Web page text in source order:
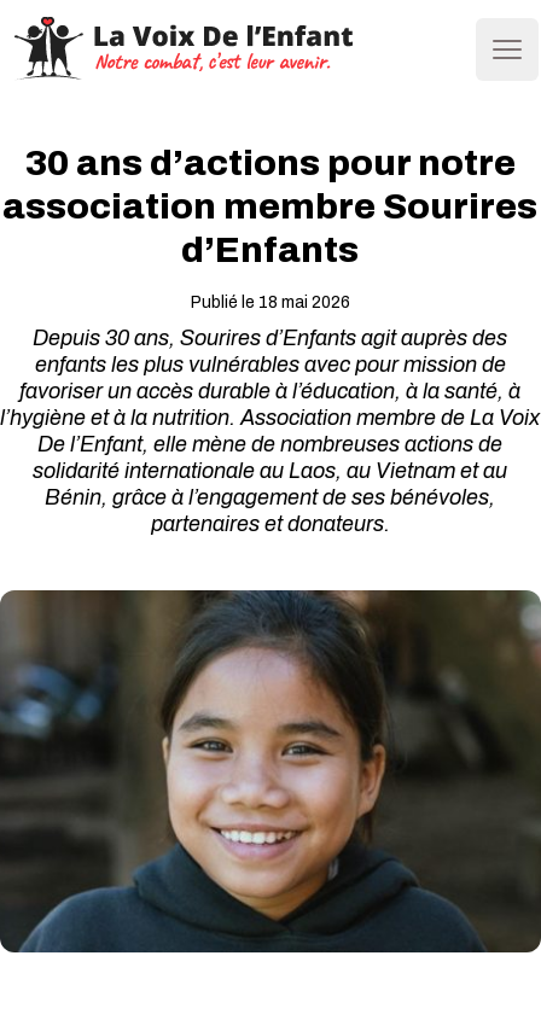
30 ans d’actions pour notre
association membre Sourires
d’Enfants
Publié le 18 mai 2026
Depuis 30 ans, Sourires d’Enfants agit auprès des
enfants les plus vulnérables avec pour mission de
favoriser un accès durable à l’éducation, à la santé, à
l’hygiène et à la nutrition. Association membre de La Voix
De l’Enfant, elle mène de nombreuses actions de
solidarité internationale au Laos, au Vietnam et au
Bénin, grâce à l’engagement de ses bénévoles,
partenaires et donateurs.